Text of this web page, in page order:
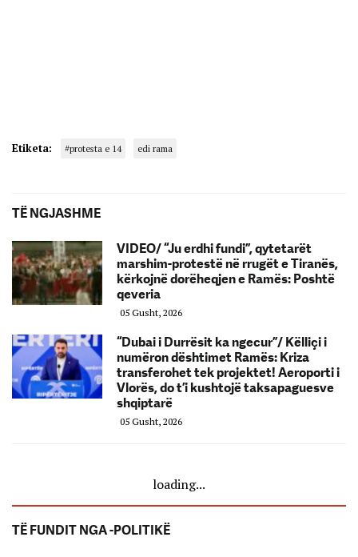
Etiketa: #protesta e 14 edi rama
TË NGJASHME
VIDEO/ “Ju erdhi fundi”, qytetarët
marshim-protestë në rrugët e Tiranës,
kërkojnë dorëheqjen e Ramës: Poshtë
qeveria
05 Gusht, 2026
“Dubai i Durrësit ka ngecur”/ Këlliçi i
numëron dështimet Ramës: Kriza
transferohet tek projektet! Aeroporti i
Vlorës, do t’i kushtojë taksapaguesve
shqiptarë
05 Gusht, 2026
loading...
TË FUNDIT NGA -POLITIKË